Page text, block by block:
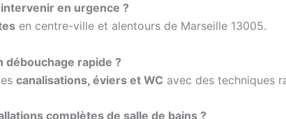
en urgence ?
en centre-ville et alentours de Marseille 13005.
débouchage rapide ?
canalisations, éviers et WC avec des techniques
complètes de salle de bains ?